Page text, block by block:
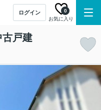
ログイン
お気に入り
0
戸建